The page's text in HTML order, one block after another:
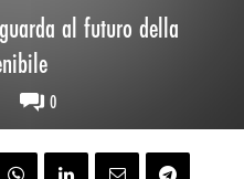
al futuro della
0